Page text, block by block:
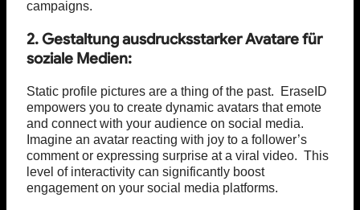
campaigns.
2. Gestaltung ausdrucksstarker Avatare für
soziale Medien:
Static profile pictures are a thing of the past. EraseID
empowers you to create dynamic avatars that emote
and connect with your audience on social media.
Imagine an avatar reacting with joy to a follower’s
comment or expressing surprise at a viral video. This
level of interactivity can significantly boost
engagement on your social media platforms.